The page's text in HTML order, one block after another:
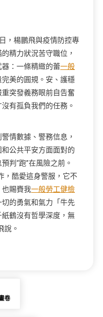
，楊鵬飛與疫情防控專
精力狀況苦守職位，
：一條精緻的蕾一般
美的圓規。安、護穩
突發義務眼前自告奮
有孤負我們的任務。
情數據、警務信息，
公共平安方面面對的
判“跑”在風險之前。
，酷愛這身警服，它不
也賜賚我一般勞工健檢
的勇氣和氣力「牛先
鶴沒有哲學深度，無
說。
卷